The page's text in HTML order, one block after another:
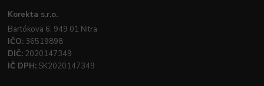
Korekta s.r.o.
Bartókova 6, 949 01 Nitra
IČO: 36519898
DIČ: 2020147349
IČ DPH: SK2020147349